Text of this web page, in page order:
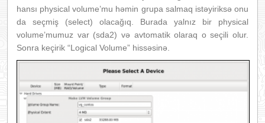
hansı physical volume’mu həmin grupa salmaq istəyiriksə onu
da seçmiş (select) olacağıq. Burada yalnız bir physical
volume’mumuz var (sda2) və avtomatik olaraq o seçili olur.
Sonra keçirik “Logical Volume” hissəsinə.